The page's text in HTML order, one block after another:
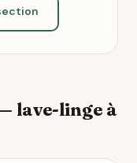
lave-linge à